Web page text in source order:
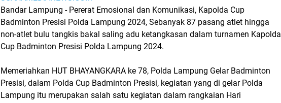
Bandar Lampung - Pererat Emosional dan Komunikasi, Kapolda Cup
Badminton Presisi Polda Lampung 2024, Sebanyak 87 pasang atlet hingga
non-atlet bulu tangkis bakal saling adu ketangkasan dalam turnamen Kapolda
Cup Badminton Presisi Polda Lampung 2024.
Memeriahkan HUT BHAYANGKARA ke 78, Polda Lampung Gelar Badminton
Presisi, dalam Polda Cup Badminton Presisi, kegiatan yang di gelar Polda
Lampung itu merupakan salah satu kegiatan dalam rangkaian Hari